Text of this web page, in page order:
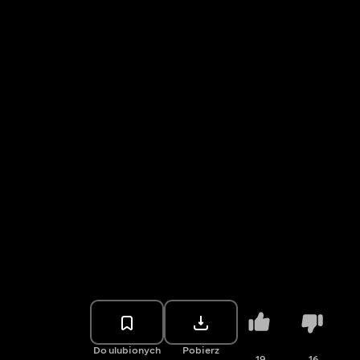
Do ulubionych Pobierz